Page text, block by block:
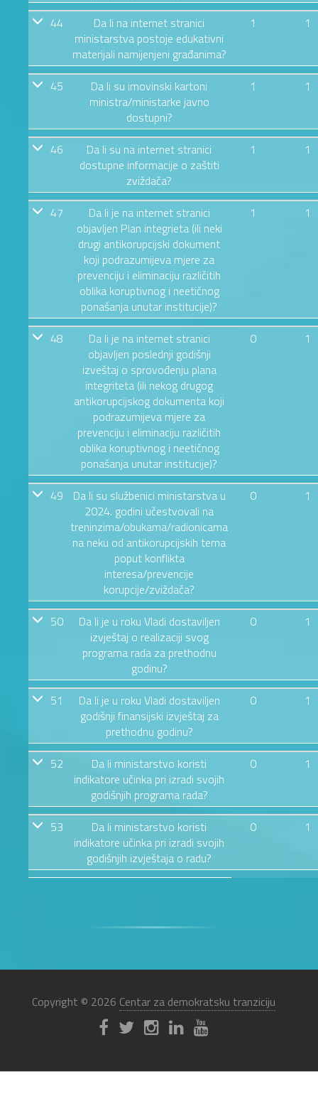
44
Da li na internet stranici
ministarstva postoje edukativni
materijali namijenjeni građanima?
1 1
45
Da li su imovinski kartoni
ministra/ministarke javno
dostupni?
1 1
46
Da li su na internet stranici
dostupne informacije o zaštiti
zviždača?
1 1
47
Da li je na internet stranici
objavljen Plan integrieta (ili neki
drugi antikorupcijski dokument
koji podrazumijeva mjere za
prevenciju i eliminaciju različitih
oblika koruptivnog i neetičnog
ponašanja unutar institucije)?
1 1
48
Da li je na internet stranici
objavljen poslednji godišnji
izveštaj o sprovođenju plana
integriteta (ili nekog drugog
antikorupcijskog dokumenta koji
podrazumijeva mjere za
prevenciju i eliminaciju različitih
oblika koruptivnog i neetičnog
ponašanja unutar institucije)?
0 1
49
Da li su službenici ministarstva u
2024. godini učestvovali na
treninzima/obukama/radionicama
na neku od antikorupcijskih tema
poput konflikta
interesa/prevencije
korupcije/zviždača?
0 1
50
Da li je u roku Vladi dostaviljen
izvještaj o realizaciji svog
programa rada za prethodnu
godinu?
0 1
51
Da li je u roku Vladi dostaviljen
godišnji finansijski izvještaj za
prethodnu godinu?
0 1
52
Da li ministarstvo koristi
indikatore učinka pri izradi svojih
godišnjih programa rada?
0 1
53
Da li ministarstvo koristi
indikatore učinka pri izradi svojih
godišnjih izvještaja o radu?
0 1
Copyright © 2026 Centar za demokratsku tranziciju